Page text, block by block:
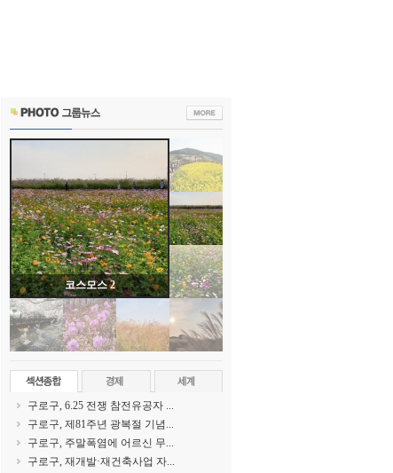
코스모스 1
구로구, 6.25 전쟁 참전유공자 ...
구로구, 제81주년 광복절 기념...
구로구, 주말폭염에 어르신 무...
구로구, 재개발·재건축사업 자...